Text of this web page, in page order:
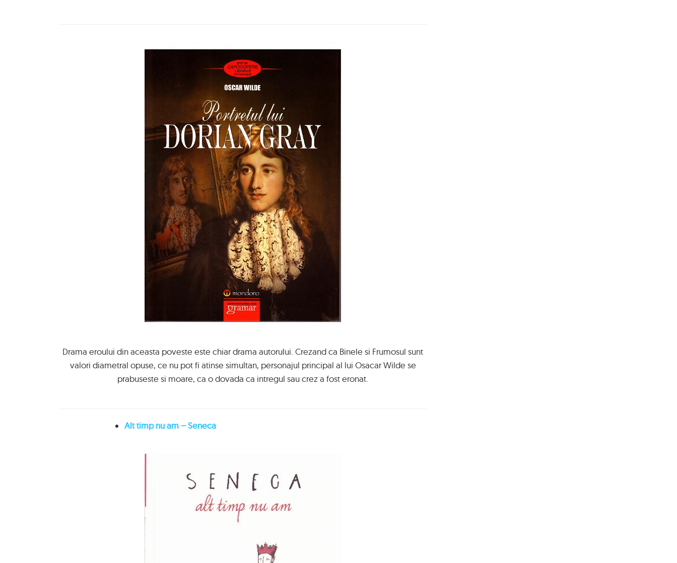
Drama eroului din aceasta poveste este chiar drama autorului. Crezand ca Binele si Frumosul sunt
valori diametral opuse, ce nu pot fi atinse simultan, personajul principal al lui Osacar Wilde se
prabuseste si moare, ca o dovada ca intregul sau crez a fost eronat.
Alt timp nu am – Seneca